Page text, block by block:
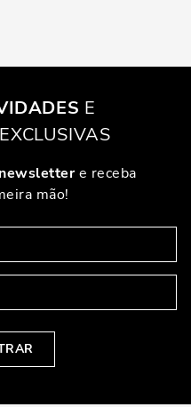
E
EXCLUSIVAS
newslettere receba
mão!